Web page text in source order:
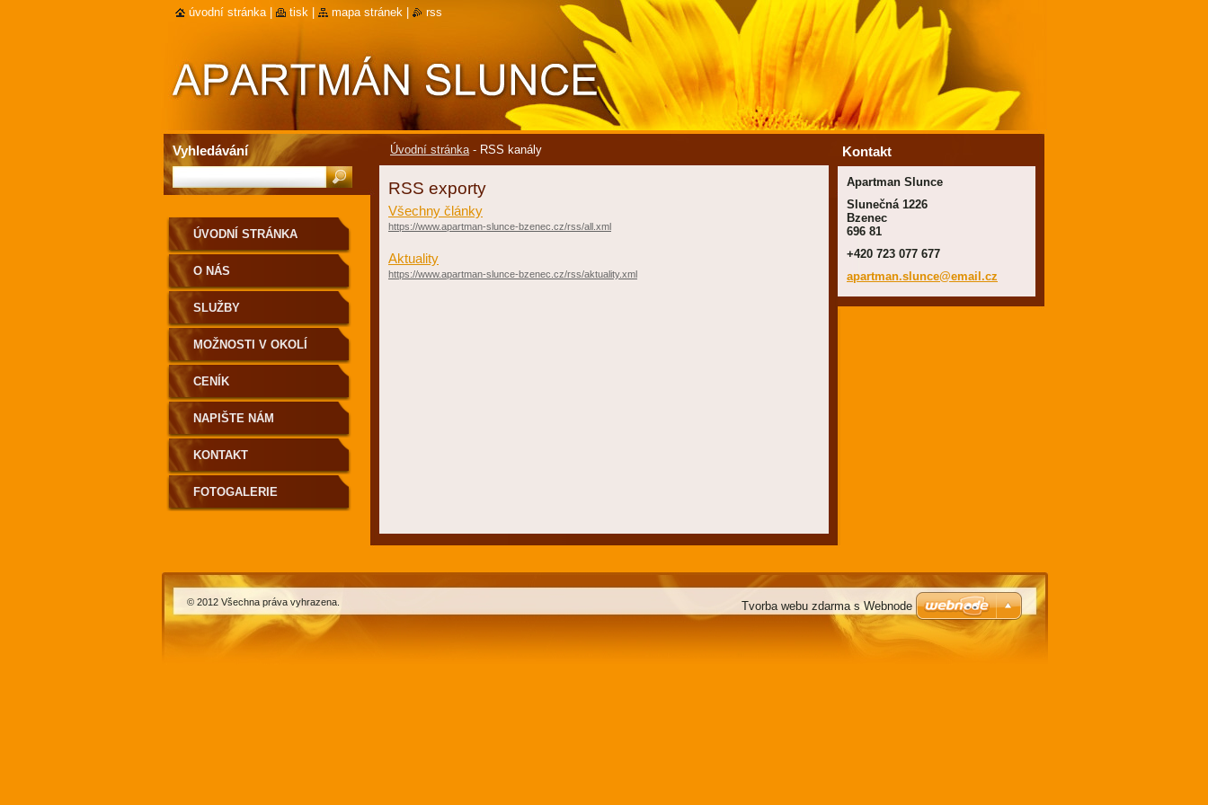
Úvodní stránka - RSS kanály
RSS exporty
Všechny články
https://www.apartman-slunce-bzenec.cz/rss/all.xml
Aktuality
https://www.apartman-slunce-bzenec.cz/rss/aktuality.xml
ÚVODNÍ STRÁNKA
O NÁS
SLUŽBY
MOŽNOSTI V OKOLÍ
CENÍK
NAPIŠTE NÁM
KONTAKT
FOTOGALERIE
Kontakt
Apartman Slunce
Slunečná 1226
Bzenec
696 81
+420 723 077 677
apartman.slunce@email.cz
Vyhledávání
úvodní stránka tisk mapa stránek rss
© 2012 Všechna práva vyhrazena. Tvorba webu zdarma s Webnode